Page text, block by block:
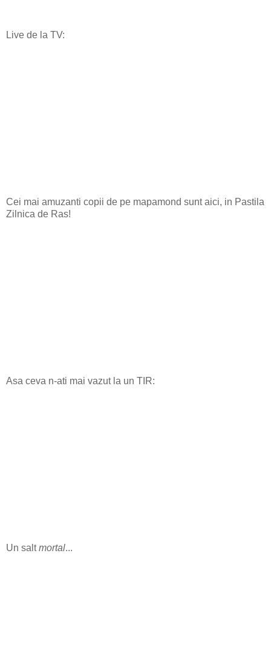
Live de la TV:
Cei mai amuzanti copii de pe mapamond sunt aici, in Pastila
Zilnica de Ras!
Asa ceva n-ati mai vazut la un TIR:
Un saltmortal...